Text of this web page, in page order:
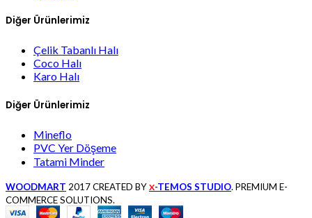
Diğer Ürünlerimiz
Çelik Tabanlı Halı
Coco Halı
Karo Halı
Diğer Ürünlerimiz
Mineflo
PVC Yer Döşeme
Tatami Minder
WOODMART 2017 CREATED BY X-TEMOS STUDIO. PREMIUM E-
COMMERCE SOLUTIONS.